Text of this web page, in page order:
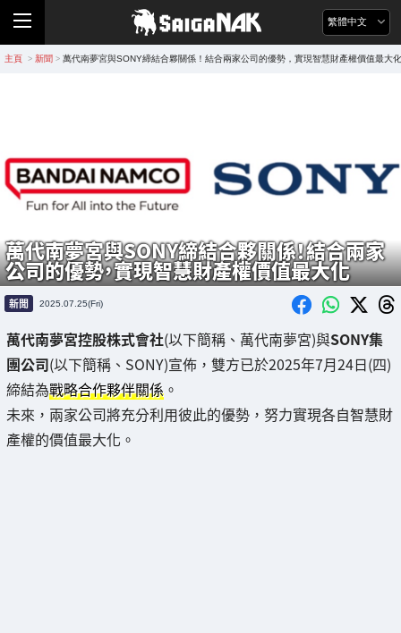
繁體中文
主頁 > 新聞 > 萬代南夢宮與SONY締結合夥關係！結合兩家公司的優勢，實現智慧財產權價值最大化
萬代南夢宮與SONY締結合夥關係！結合兩家
公司的優勢，實現智慧財產權價值最大化
新聞 2025.07.25(Fri)
萬代南夢宮控股株式會社(以下簡稱、萬代南夢宮)與SONY集
團公司(以下簡稱、SONY)宣佈，雙方已於2025年7月24日(四)
締結為戰略合作夥伴關係 。
未來，兩家公司將充分利用彼此的優勢，努力實現各自智慧財
產權的價值最大化。